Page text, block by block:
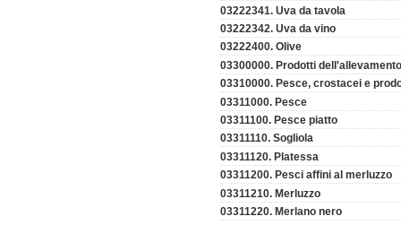
03222341. Uva da tavola
03222342. Uva da vino
03222400. Olive
03300000. Prodotti
03310000. Pesce, crostacei e
03311000. Pesce
03311100. Pesce piatto
03311110. Sogliola
03311120. Platessa
03311200. Pesci affini al merluzzo
03311210. Merluzzo
03311220. Merlano nero